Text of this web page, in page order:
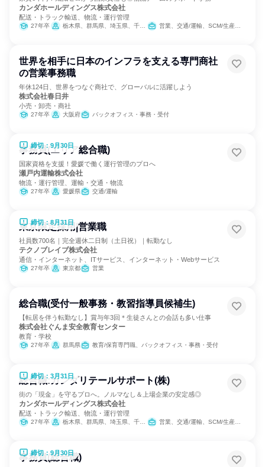
カンダホールディングス株式会社
配送・トラック輸送、物流・運行管理
27年卒 栃木県、群馬県、埼玉県、千葉県、東京都、神奈川県、愛知県、大阪府 営業、交通/運輸、SCM/生産管理/購買/物流
世界を相手に日本のインフラを支える専門商社
の営業事務職
年休124日、世界をつなぐ商社で、グローバルに活躍しよう
株式会社春日井
小売・卸売・商社
27年卒 大阪府 バックオフィス・事務・受付
締切：9月30日
事務員(エリア総合職)
国家資格を支援！愛媛で働く運行管理のプロへ
瀬戸内運輸株式会社
物流・運行管理、運輸・交通・物流
27年卒 愛媛県 交通/運輸
締切：8月31日
東京限定採用|営業職
社員数700名｜完全週休二日制（土日祝）｜転勤なし
テクノブレイブ株式会社
通信・インターネット、ITサービス、インターネット・Webサービス
27年卒 東京都 営業
総合職(受付一般事務・教習指導員候補生)
【転居を伴う転勤なし】賞与年3回＊生徒さんとの会話も多い仕事
株式会社ぐんま安全教育センター
教育・学校
27年卒 群馬県 教育/保育専門職、バックオフィス・事務・受付
締切：3月31日
総合職:カンダリテールサポート(株)
街の「現金」を守るプロへ。ノルマなし＆上場企業の安定感◎
カンダホールディングス株式会社
配送・トラック輸送、物流・運行管理
27年卒 栃木県、群馬県、埼玉県、千葉県、東京都、神奈川県、愛知県、大阪府 営業、交通/運輸、SCM/生産管理/購買/物流
締切：9月30日
事務員(総合職)